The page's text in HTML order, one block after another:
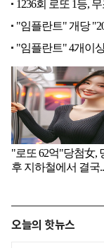
오늘의 핫뉴스